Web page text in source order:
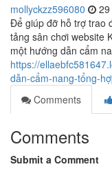
mollyckzz596080
Để giúp đỡ hỗ trợ trao
tảng sân chơi website
một hướng dẫn cẩm
https://
dẫn-cẩm-nang-tổng-
Comments
Comments
Submit a Comment